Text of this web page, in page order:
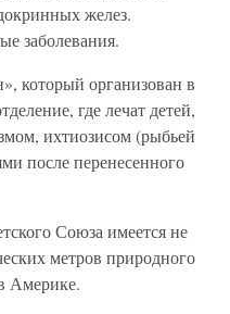
желез.
заболевания.
который организован в
где лечат детей,
ихтиозисом (рыбьей
после перенесенного
Союза имеется не
метров природного
Америке.